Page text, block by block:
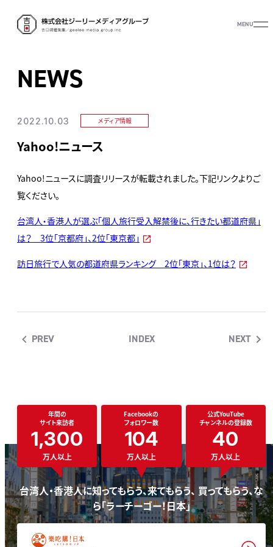
MENU
NEWS
2022.10.03 メディア情報
Yahoo!ニュース
Yahoo!ニュースに調査リリースが転載されました。下記リンクよりご
覧ください。
台湾人・香港人が選ぶ「個人旅行受入解禁後に、行きたい都道府県」
は？ 3位「京都府」、2位「東京都」
訪日旅行で人気の都道府県ランキング 2位「東京」、1位は？
PREV INDEX NEXT
台湾人・香港人に知ってもらう、来てもらう、 買ってもらう、な
ら「ラーチーゴー！日本」
年間の
サイト来訪者
1,300
万人以上
Facebookの
フォロワー数
104
万人以上
公式YouTube
チャンネルの登録数
40
万人以上